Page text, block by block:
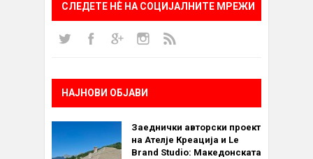
СЛЕДЕТЕ НÈ НА СОЦИЈАЛНИТЕ МРЕЖИ
НАЈНОВИ ОБЈАВИ
Заеднички авторски проект
на Ателје Креација и Le
Brand Studio: Македонската